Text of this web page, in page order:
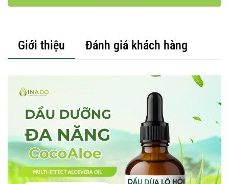
Giới thiệu Đánh giá khách hàng